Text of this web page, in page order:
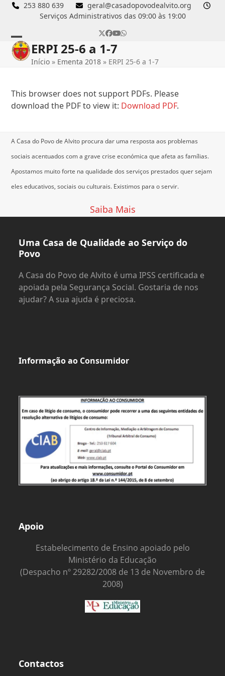
Skip
253 880 639
geral@casadopovodealvito.org
Serviços Administrativos das 09:00 às 19:00
Twitter
Facebook
YouTube
Whatsapp
Open
mobile
Close
mobile
ERPI 25-6 a 1-7
Início » Ementa 2018 » ERPI 25-6 a 1-7
This browser does not support PDFs. Please
download the PDF to view it: Download PDF.
A Casa do Povo de Alvito procura dar uma resposta aos problemas
sociais acentuados com a grave crise económica que afeta as famílias.
Apostamos muito forte na qualidade dos serviços prestados quer sejam
eles educativos, sociais ou culturais. Existimos para o servir.
Saiba Mais
Uma Casa de Qualidade ao Serviço do
Povo
A Casa do Povo de Alvito é uma IPSS certificada e
apoiada pela Segurança Social. Gostaria de nos
ajudar? A sua ajuda é preciosa.
Informação ao Consumidor
Apoio
Estabelecimento de Ensino apoiado pelo
Ministério da Educação
(Despacho nº 29282/2008 de 13 de Novembro de
2008)
Contactos